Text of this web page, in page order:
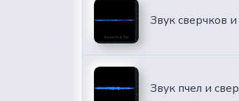
Звук сверчков
Звук пчел и